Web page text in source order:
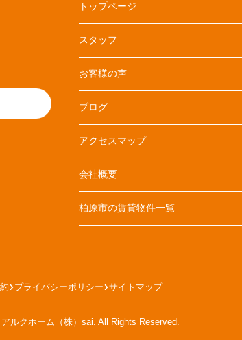
トップページ
スタッフ
お客様の声
ブログ
アクセスマップ
会社概要
柏原市の賃貸物件一覧
プライバシーポリシー サイトマップ
ルクホーム（株）sai. All Rights Reserved.